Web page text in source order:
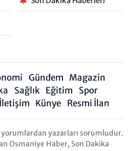
Gündem Magazin
Sağlık Eğitim
Spor
İletişim Künye Resmi İlan
yazarları sorumludur.
Osmaniye Haber, Son Dakika